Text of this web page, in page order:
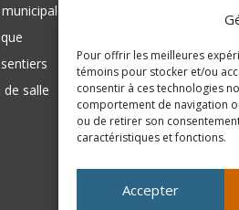
Pour offrir les meilleures
témoins pour stocker et/ou
consentir à ces technologies
comportement de navigation
ou de retirer son
caractéristiques et fonctions.
Accepter
salle